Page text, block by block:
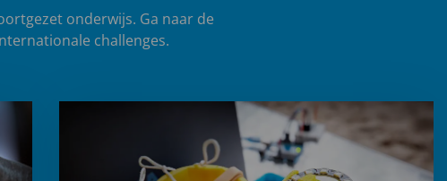
onderwijs. Ga naar de
challenges.